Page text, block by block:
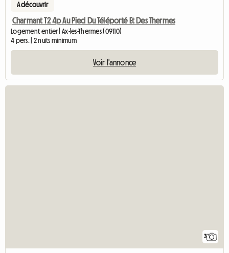
A découvrir
Charmant T2 4p Au Pied Du Téléporté Et Des Thermes
Logement entier | Ax-les-Thermes (09110)
4 pers. | 2 nuits minimum
Voir l'annonce
3